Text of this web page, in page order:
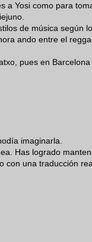
a Yosi como para
de música según
ando entre el
pues en
imaginarla.
Has logrado
con una traducción